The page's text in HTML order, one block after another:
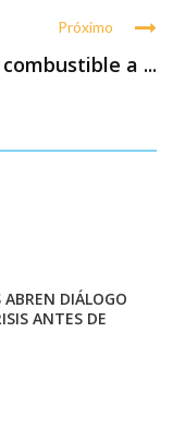
Próximo
a ...
DIÁLOGO
ANTES DE